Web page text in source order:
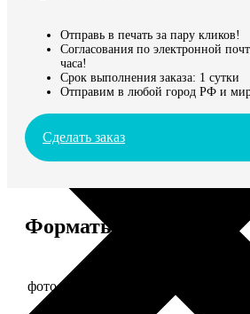
Отправь в печать за пару кликов!
Согласования по электронной
часа!
Срок выполнения заказа: 1 сутки
Отправим в любой город РФ и
Сделать заказ
Форматы и цены
фото 13х18 в деревянной рамке